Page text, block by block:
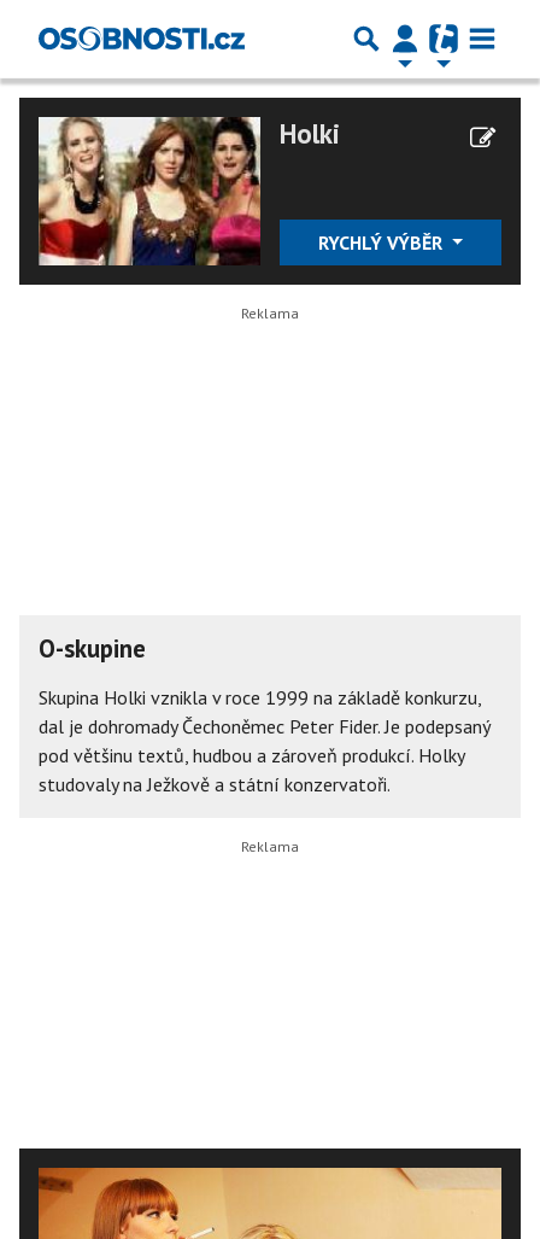
Holki
RYCHLÝ VÝBĚR
O-skupine
Skupina Holki vznikla v roce 1999 na základě konkurzu,
dal je dohromady Čechoněmec Peter Fider. Je podepsaný
pod většinu textů, hudbou a zároveň produkcí. Holky
studovaly na Ježkově a státní konzervatoři.